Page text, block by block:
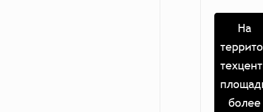
На
более